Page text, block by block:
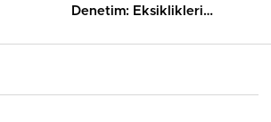
Denetim: Eksiklikleri